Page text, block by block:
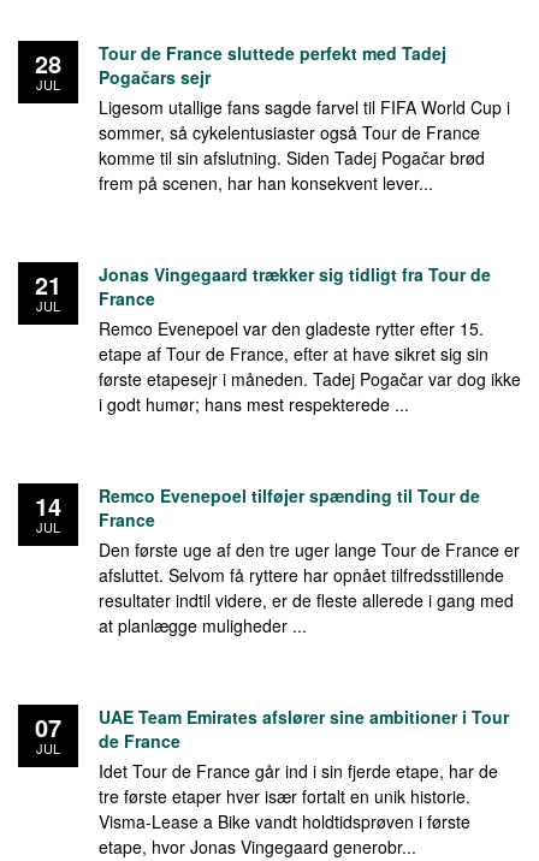
28
JUL
Tour de France sluttede perfekt med Tadej
Pogačars sejr
Ligesom utallige fans sagde farvel til FIFA World Cup i
sommer, så cykelentusiaster også Tour de France
komme til sin afslutning. Siden Tadej Pogačar brød
frem på scenen, har han konsekvent lever...
21
JUL
Jonas Vingegaard trækker sig tidligt fra Tour de
France
Remco Evenepoel var den gladeste rytter efter 15.
etape af Tour de France, efter at have sikret sig sin
første etapesejr i måneden. Tadej Pogačar var dog ikke
i godt humør; hans mest respekterede ...
14
JUL
Remco Evenepoel tilføjer spænding til Tour de
France
Den første uge af den tre uger lange Tour de France er
afsluttet. Selvom få ryttere har opnået tilfredsstillende
resultater indtil videre, er de fleste allerede i gang med
at planlægge muligheder ...
07
JUL
UAE Team Emirates afslører sine ambitioner i Tour
de France
Idet Tour de France går ind i sin fjerde etape, har de
tre første etaper hver især fortalt en unik historie.
Visma-Lease a Bike vandt holdtidsprøven i første
etape, hvor Jonas Vingegaard generobr...